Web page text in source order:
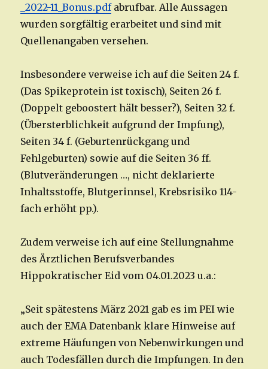
_2022-11_Bonus.pdfabrufbar. Alle Aussagen
wurden sorgfältig erarbeitet und sind mit
Quellenangaben versehen.
Insbesondere verweise ich auf die Seiten 24 f.
(Das Spikeprotein ist toxisch), Seiten 26 f.
(Doppelt geboostert hält besser?), Seiten 32 f.
(Übersterblichkeit aufgrund der Impfung),
Seiten 34 f. (Geburtenrückgang und
Fehlgeburten) sowie auf die Seiten 36 ff.
(Blutveränderungen …, nicht deklarierte
Inhaltsstoffe, Blutgerinnsel, Krebsrisiko 114-
fach erhöht pp.).
Zudem verweise ich auf eine Stellungnahme
des Ärztlichen Berufsverbandes
Hippokratischer Eid vom 04.01.2023 u.a.:
„Seit spätestens März 2021 gab es im PEI wie
auch der EMA Datenbank klare Hinweise auf
extreme Häufungen von Nebenwirkungen und
auch Todesfällen durch die Impfungen. In den